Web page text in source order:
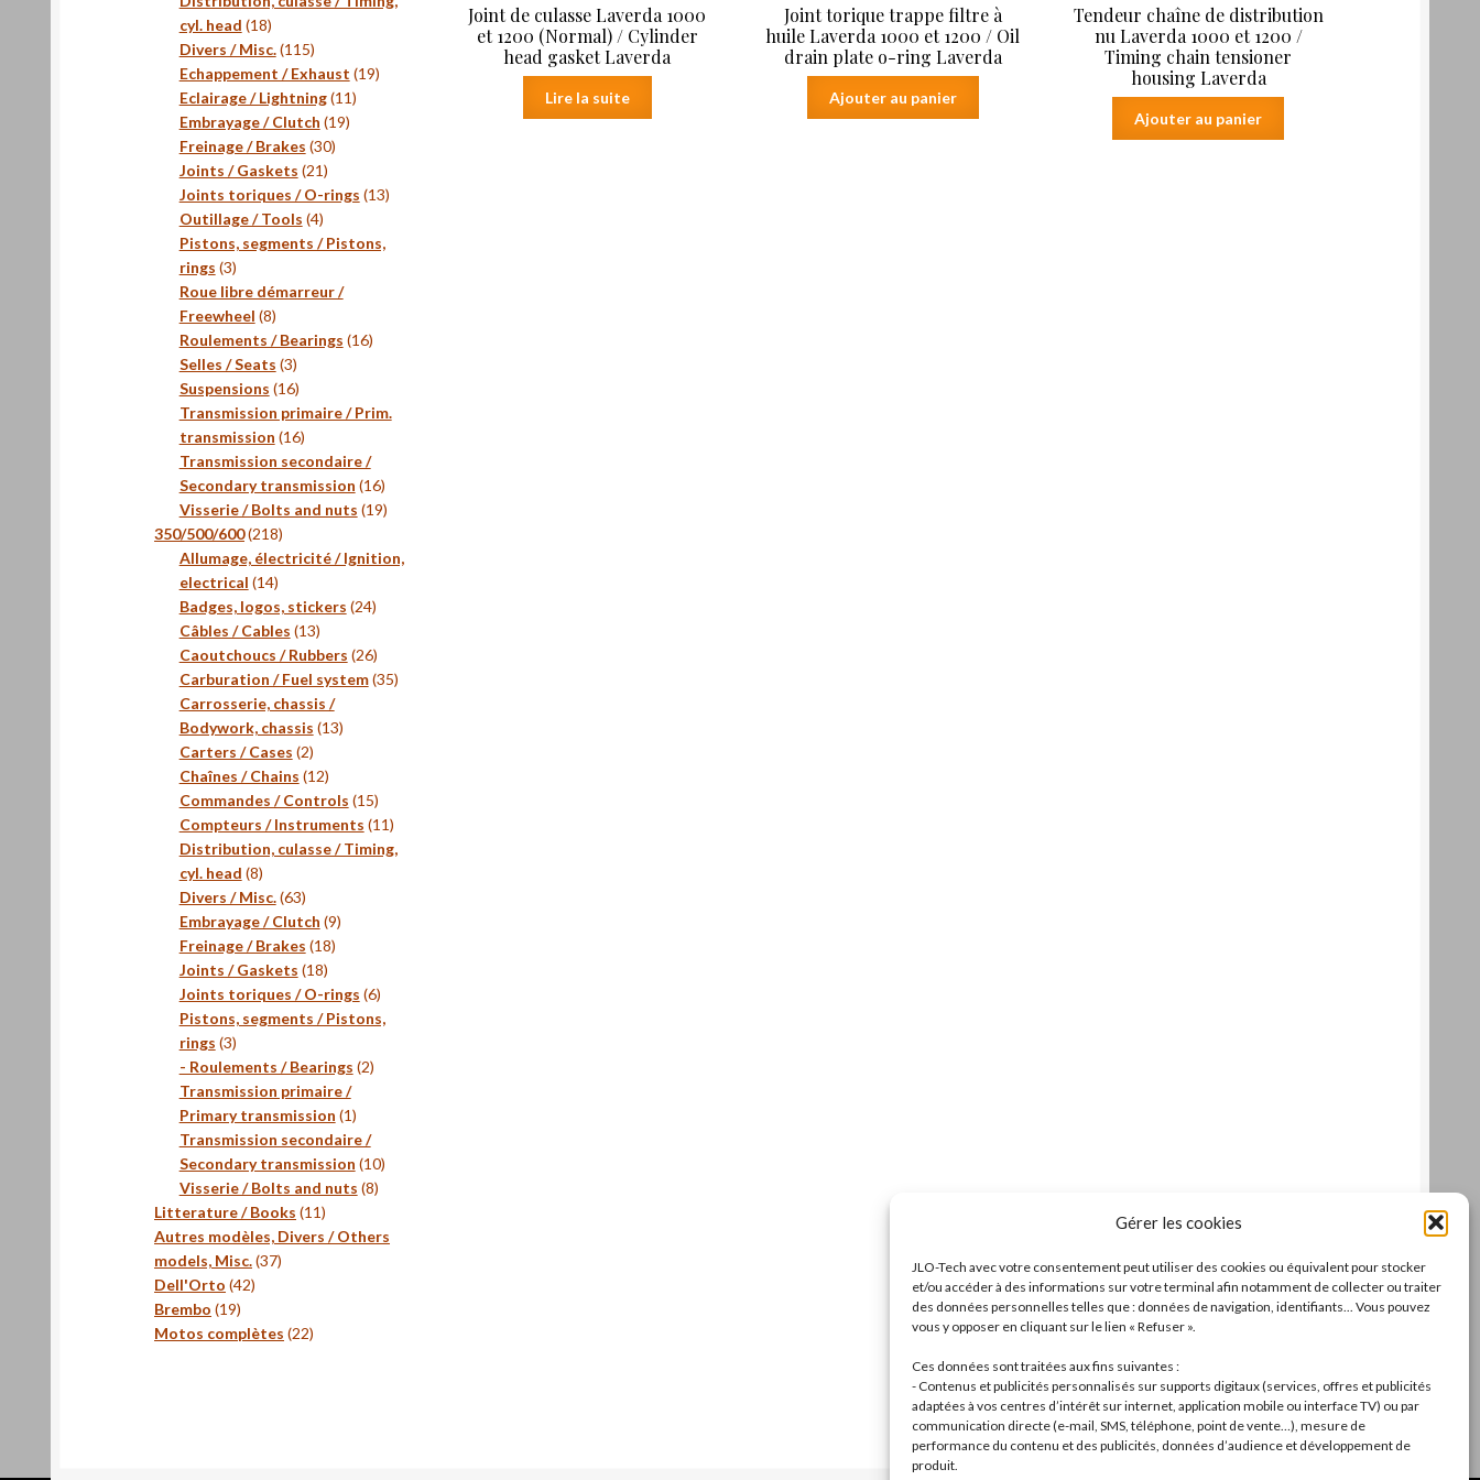
Gérer les cookies
JLO-Tech avec votre consentement peut utiliser des cookies ou équivalent pour stocker
et/ou accéder à des informations sur votre terminal afin notamment de collecter ou traiter
des données personnelles telles que : données de navigation, identifiants... Vous pouvez
vous y opposer en cliquant sur le lien « Refuser ».
Ces données sont traitées aux fins suivantes :
- Contenus et publicités personnalisés sur supports digitaux (services, offres et publicités
adaptées à vos centres d’intérêt sur internet, application mobile ou interface TV) ou par
communication directe (e-mail, SMS, téléphone, point de vente…), mesure de
performance du contenu et des publicités, données d’audience et développement de
produit.
Joint de culasse Laverda 1000
et 1200 (Normal) / Cylinder
head gasket Laverda
Lire la suite
Joint torique trappe filtre à
huile Laverda 1000 et 1200 / Oil
drain plate o-ring Laverda
Ajouter au panier
Tendeur chaîne de distribution
nu Laverda 1000 et 1200 /
Timing chain tensioner
housing Laverda
Ajouter au panier
cyl. head 1818
produits
Divers / Misc. 115115
produits
Echappement / Exhaust 1919
Eclairage / Lightning 1111
Embrayage / Clutch 1919
Freinage / Brakes 3030
Joints / Gaskets 2121
produits
Joints toriques / O-rings 1313
Outillage / Tools 44
produits
Pistons, segments / Pistons,
rings 33
produits
Roue libre démarreur /
Freewheel 88
produits
Roulements / Bearings 1616
Selles / Seats 33
produits
Suspensions 1616
produits
Transmission primaire / Prim.
transmission 1616
produits
Transmission secondaire /
Secondary transmission 1616
produits
Visserie / Bolts and nuts 1919
350/500/600 218218
produits
Allumage, électricité / Ignition,
electrical 1414
produits
Badges, logos, stickers 2424
Câbles / Cables 1313
produits
Caoutchoucs / Rubbers 2626
produits
Carburation / Fuel system 3535
Carrosserie, chassis /
Bodywork, chassis 1313
Carters / Cases 22
produits
Chaînes / Chains 1212
produits
Commandes / Controls 1515
produits
Compteurs / Instruments 1111
produits
Distribution, culasse / Timing,
cyl. head 88
produits
Divers / Misc. 6363
produits
Embrayage / Clutch 99
Freinage / Brakes 1818
Joints / Gaskets 1818
produits
Joints toriques / O-rings 66
produits
Pistons, segments / Pistons,
rings 33
produits
- Roulements / Bearings 22
Transmission primaire /
Primary transmission 11
produit
Transmission secondaire /
Secondary transmission 1010
Visserie / Bolts and nuts 88
Litterature / Books 1111
produits
Autres modèles, Divers / Others
models, Misc. 3737
Dell'Orto 4242
Brembo 1919
produits
Motos complètes 2222